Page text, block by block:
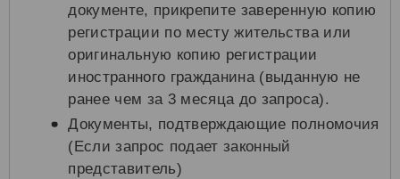
документе, прикрепите заверенную копию
регистрации по месту жительства или
оригинальную копию регистрации
иностранного гражданина (выданную не
ранее чем за 3 месяца до запроса).
Документы, подтверждающие полномочия
(Если запрос подает законный
представитель)